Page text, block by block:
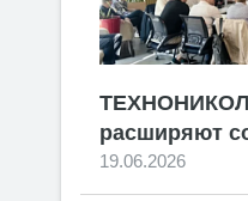
расширяют
19.06.2026